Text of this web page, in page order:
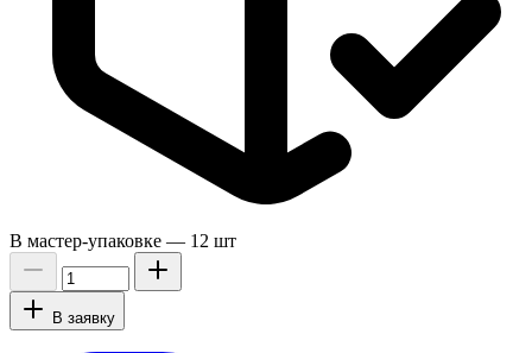
В мастер-упаковке — 12 шт
В заявку